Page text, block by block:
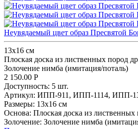
Неувядаемый цвет образ Пресвятой
13x16 см
Плоская доска из лиственных пород
Золочение нимба (имитация/поталь)
2 150.00 Р
Доступность: 5 шт.
Артикул: ИПП-911, ИПП-1114, ИПП-
Размеры: 13x16 см
Основа: Плоская доска из
Золочение: Золочение нимба